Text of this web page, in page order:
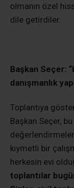
olmanın özel
dile getirdiler.
Başkan Seçer:
danışmanlık
Toplantıya
Başkan Seçer,
kıymetli bir
herkesin evi
toplantılar